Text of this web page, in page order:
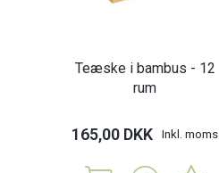
Teæske i bambus - 12
rum
165,00 DKK Inkl. moms